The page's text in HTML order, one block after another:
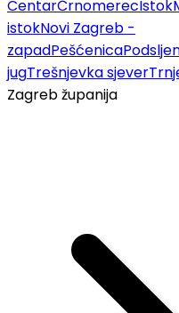
CentarČrnomerecIstok
istokNovi Zagreb -
zapadPešćenica
jugTrešnjevka sjever
Zagreb županija